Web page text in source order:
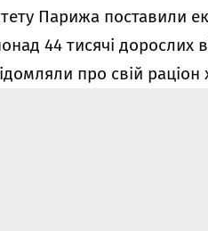
Парижа поставили
44 тисячі дорослих
про свій раціон